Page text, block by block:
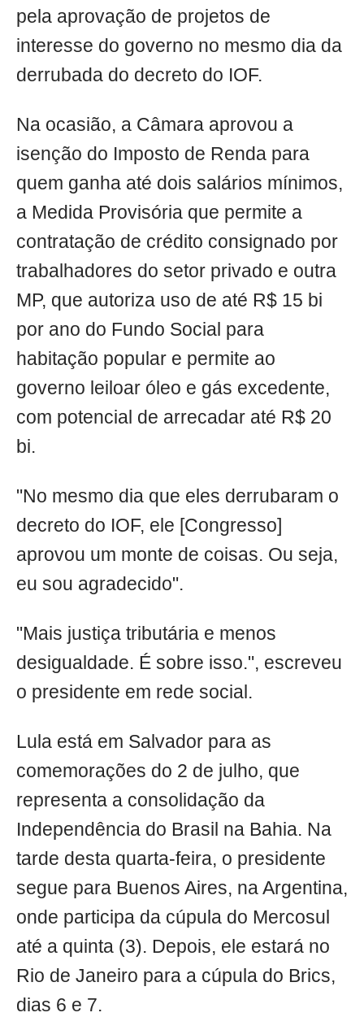
pela aprovação de projetos de
interesse do governo no mesmo dia da
derrubada do decreto do IOF.
Na ocasião, a Câmara aprovou a
isenção do Imposto de Renda para
quem ganha até dois salários mínimos,
a Medida Provisória que permite a
contratação de crédito consignado por
trabalhadores do setor privado e outra
MP, que autoriza uso de até R$ 15 bi
por ano do Fundo Social para
habitação popular e permite ao
governo leiloar óleo e gás excedente,
com potencial de arrecadar até R$ 20
bi.
"No mesmo dia que eles derrubaram o
decreto do IOF, ele [Congresso]
aprovou um monte de coisas. Ou seja,
eu sou agradecido".
"Mais justiça tributária e menos
desigualdade. É sobre isso.", escreveu
o presidente em rede social.
Lula está em Salvador para as
comemorações do 2 de julho, que
representa a consolidação da
Independência do Brasil na Bahia. Na
tarde desta quarta-feira, o presidente
segue para Buenos Aires, na Argentina,
onde participa da cúpula do Mercosul
até a quinta (3). Depois, ele estará no
Rio de Janeiro para a cúpula do Brics,
dias 6 e 7.